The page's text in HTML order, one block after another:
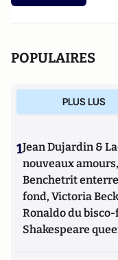
POPULAIRES
PLUS LUS
1Jean Dujardin &
nouveaux
Benchetrit
fond, Victoria
Ronaldo du
Shakespeare